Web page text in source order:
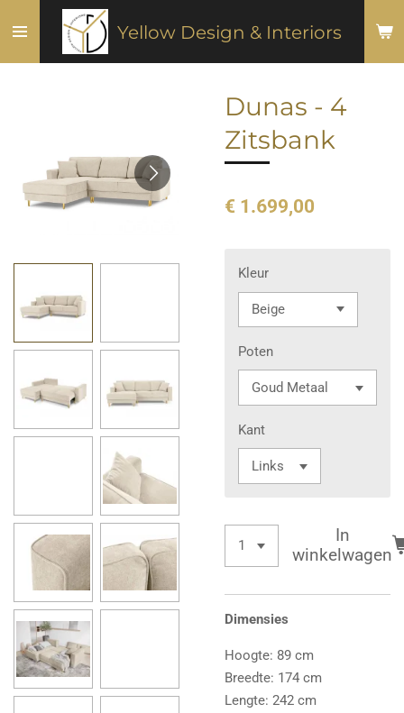
direct
naar
Yellow Design & Interiors
Dunas - 4
Zitsbank
€ 1.699,00
Kleur
Poten
Kant
In
winkelwagen
Dimensies
Hoogte: 89 cm
Breedte: 174 cm
Lengte: 242 cm